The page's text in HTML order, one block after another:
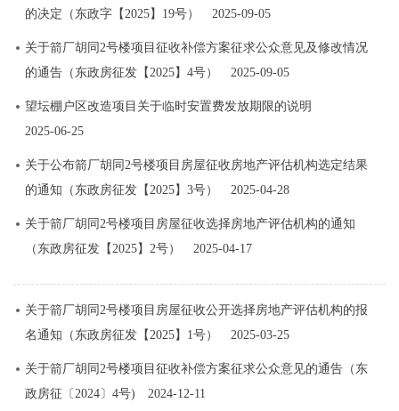
的决定（东政字【2025】19号）
2025-09-05
关于箭厂胡同2号楼项目征收补偿方案征求公众意见及修改情况
的通告（东政房征发【2025】4号）
2025-09-05
望坛棚户区改造项目关于临时安置费发放期限的说明
2025-06-25
关于公布箭厂胡同2号楼项目房屋征收房地产评估机构选定结果
的通知（东政房征发【2025】3号）
2025-04-28
关于箭厂胡同2号楼项目房屋征收选择房地产评估机构的通知
（东政房征发【2025】2号）
2025-04-17
关于箭厂胡同2号楼项目房屋征收公开选择房地产评估机构的报
名通知（东政房征发【2025】1号）
2025-03-25
关于箭厂胡同2号楼项目征收补偿方案征求公众意见的通告（东
政房征〔2024〕4号)
2024-12-11